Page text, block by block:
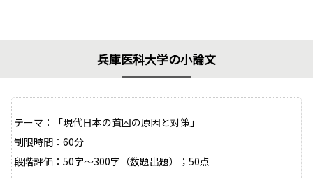
兵庫医科大学の小論文
テーマ：「現代日本の貧困の原因と対策」
制限時間：60分
段階評価：50字～300字（数題出題）；50点